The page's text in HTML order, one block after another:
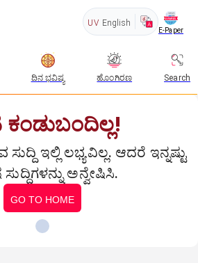
UV English
E-Paper
ದಿನ ಭವಿಷ್ಯ ಹೊಂಗಿರಣ Search
ಕಂಡುಬಂದಿಲ್ಲ!
ಸುದ್ದಿ ಇಲ್ಲಿ ಲಭ್ಯವಿಲ್ಲ. ಆದರೆ ಇನ್ನಷ್ಟು
ಅನ್ವೇಷಿಸಿ.
GO TO HOME